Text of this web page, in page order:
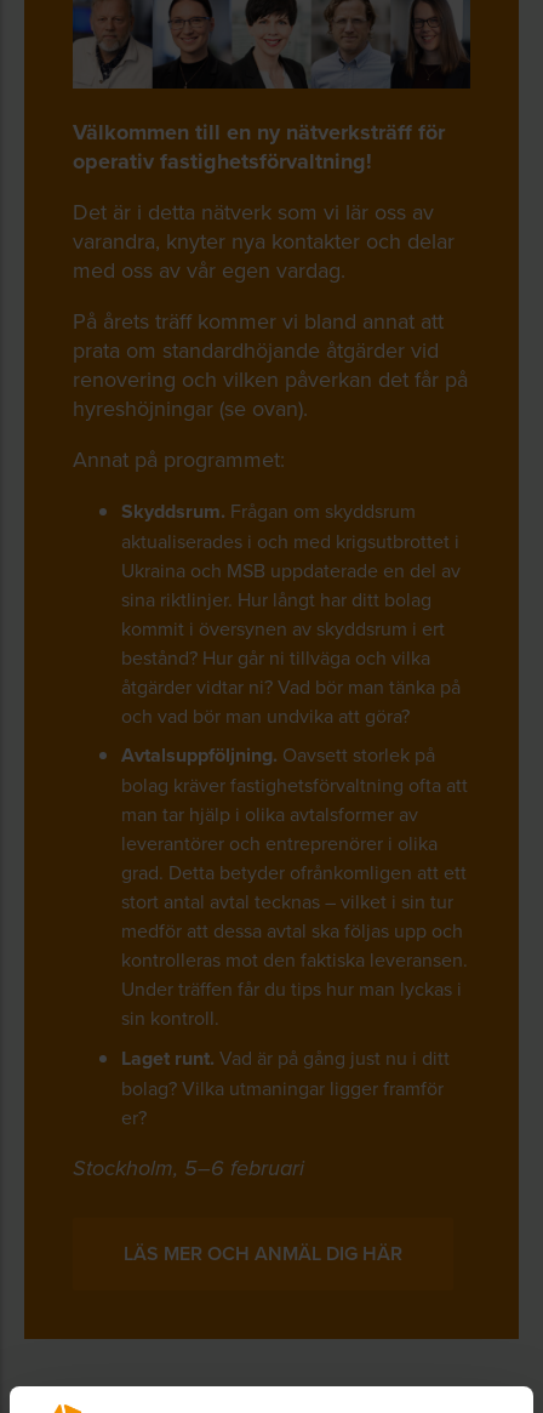
Välkommen till en ny nätverksträff för
operativ fastighetsförvaltning!
Det är i detta nätverk som vi lär oss av
varandra, knyter nya kontakter och delar
med oss av vår egen vardag.
På årets träff kommer vi bland annat att
prata om standardhöjande åtgärder vid
renovering och vilken påverkan det får på
hyreshöjningar (se ovan).
Annat på programmet:
Skyddsrum. Frågan om skyddsrum
aktualiserades i och med krigsutbrottet i
Ukraina och MSB uppdaterade en del av
sina riktlinjer. Hur långt har ditt bolag
kommit i översynen av skyddsrum i ert
bestånd? Hur går ni tillväga och vilka
åtgärder vidtar ni? Vad bör man tänka på
och vad bör man undvika att göra?
Avtalsuppföljning. Oavsett storlek på
bolag kräver fastighetsförvaltning ofta att
man tar hjälp i olika avtalsformer av
leverantörer och entreprenörer i olika
grad. Detta betyder ofrånkomligen att ett
stort antal avtal tecknas – vilket i sin tur
medför att dessa avtal ska följas upp och
kontrolleras mot den faktiska leveransen.
Under träffen får du tips hur man lyckas i
sin kontroll.
Laget runt. Vad är på gång just nu i ditt
bolag? Vilka utmaningar ligger framför
er?
Stockholm, 5–6 februari
LÄS MER OCH ANMÄL DIG HÄR